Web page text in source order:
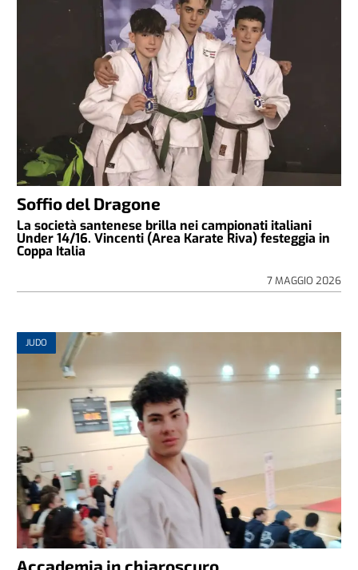
Soffio del Dragone
La società santenese brilla nei campionati italiani
Under 14/16. Vincenti (Area Karate Riva) festeggia in
Coppa Italia
7 MAGGIO 2026
JUDO
Accademia in chiaroscuro